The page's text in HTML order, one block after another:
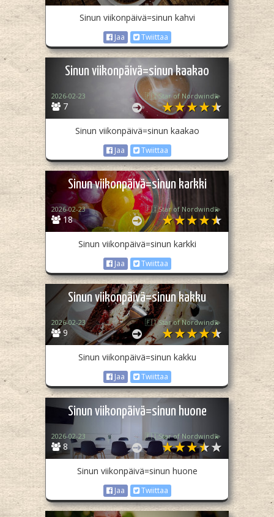
Sinun viikonpäivä=sinun kahvi
Jaa Twiittaa
Sinun viikonpäivä=sinun kaakao
7
2026-02-23 🇫🇮Star of Nordwind💫
Sinun viikonpäivä=sinun kaakao
Jaa Twiittaa
Sinun viikonpäivä=sinun karkki
18
2026-02-23 🇫🇮Star of Nordwind💫
Sinun viikonpäivä=sinun karkki
Jaa Twiittaa
Sinun viikonpäivä=sinun kakku
9
2026-02-23 🇫🇮Star of Nordwind💫
Sinun viikonpäivä=sinun kakku
Jaa Twiittaa
Sinun viikonpäivä=sinun huone
8
2026-02-23 🇫🇮Star of Nordwind💫
Sinun viikonpäivä=sinun huone
Jaa Twiittaa